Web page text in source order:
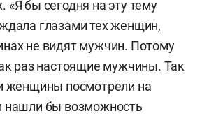
«Я бы сегодня на эту тему
глазами тех женщин,
не видят мужчин. Потому
раз настоящие мужчины. Так
женщины посмотрели на
нашли бы возможность